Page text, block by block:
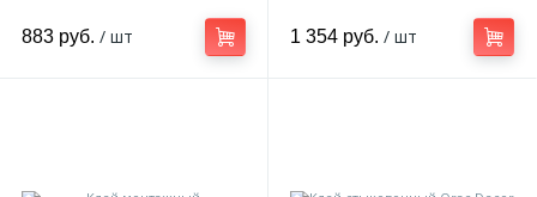
883 руб. / шт 1 354 руб. / шт